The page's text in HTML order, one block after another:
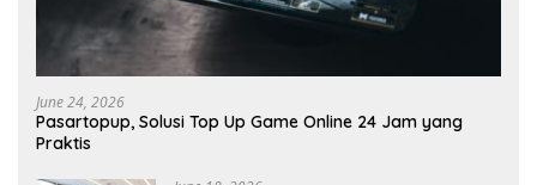
June 24, 2026
Pasartopup, Solusi Top Up Game Online 24 Jam yang
Praktis